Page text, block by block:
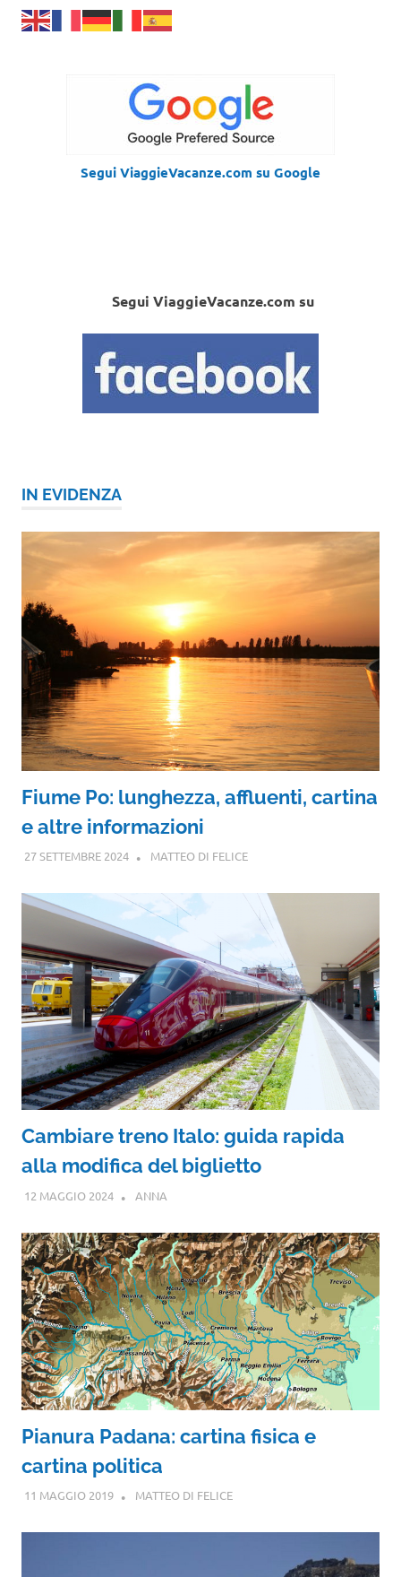
Segui ViaggieVacanze.com su Google
Segui ViaggieVacanze.com su
IN EVIDENZA
Fiume Po: lunghezza, affluenti, cartina
e altre informazioni
27 SETTEMBRE 2024 MATTEO DI FELICE
Cambiare treno Italo: guida rapida
alla modifica del biglietto
12 MAGGIO 2024 ANNA
Pianura Padana: cartina fisica e
cartina politica
11 MAGGIO 2019 MATTEO DI FELICE